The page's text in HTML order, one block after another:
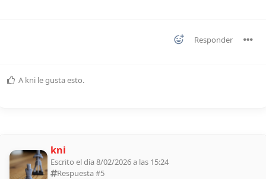
Responder
A kni le gusta esto.
kni
Escrito el día 8/02/2026 a las 15:24
Respuesta #5